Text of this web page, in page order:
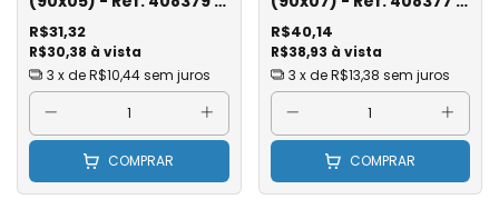
R$30,38 à vista
R$31,32
3 x deR$10,44sem juros
COMPRAR
R$38,93 à vista
R$40,14
3 x deR$13,38 sem juros
COMPRAR